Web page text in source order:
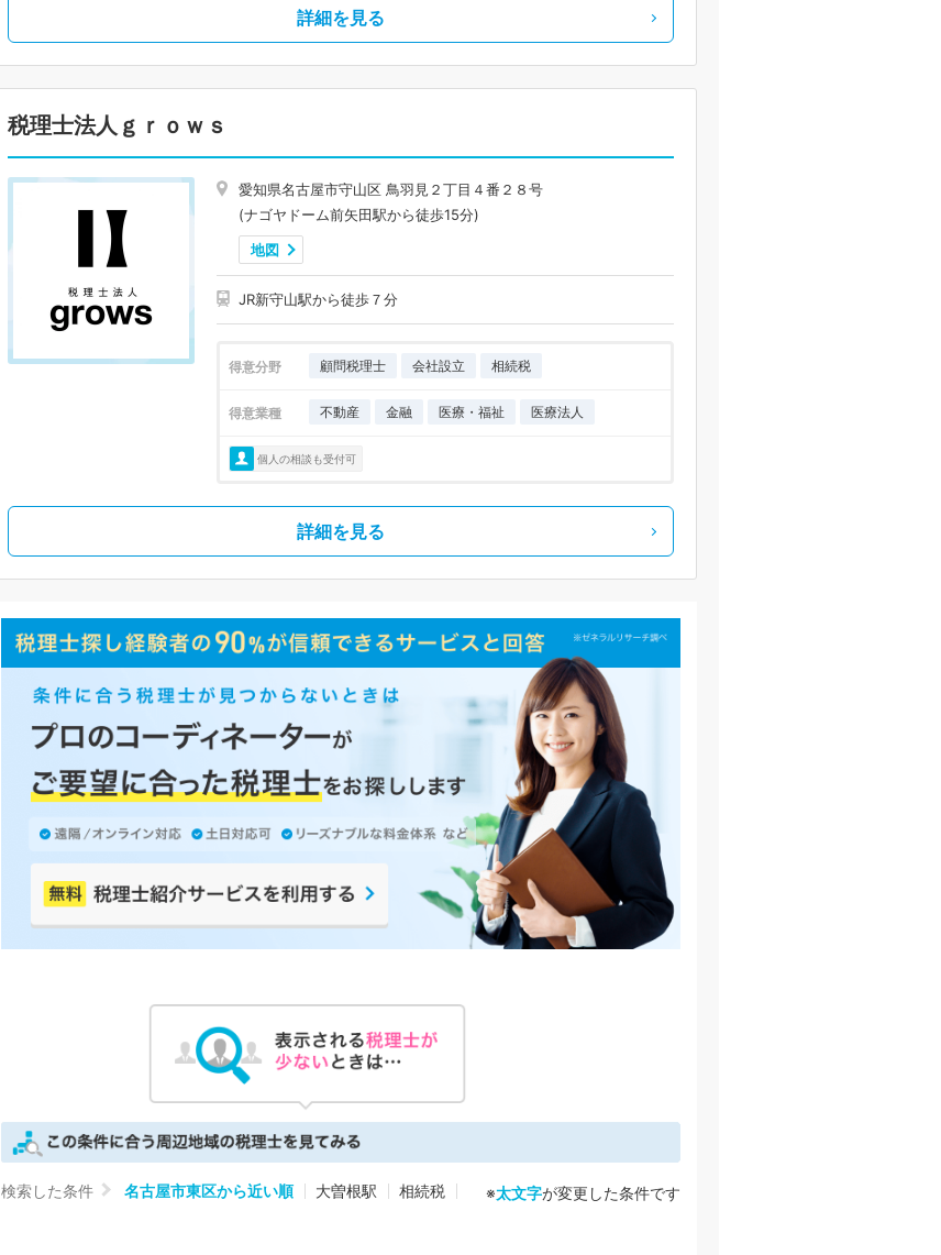
詳細を見る
税理士法人ｇｒｏｗｓ
愛知県名古屋市守山区 鳥羽見２丁目４番２８号
(ナゴヤドーム前矢田駅から徒歩15分)
地図
JR新守山駅から徒歩７分
得意分野 顧問税理士 会社設立 相続税
得意業種 不動産 金融 医療・福祉 医療法人
個人の相談も受付可
詳細を見る
検索した条件 名古屋市東区から近い順 大曽根駅 相続税 ※太文字が変更した条件です